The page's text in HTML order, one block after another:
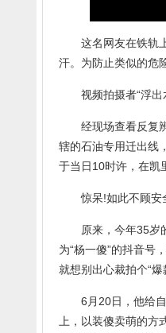
这名网友在铁轨上
汗。为防止类似的危
视频拍摄者“浮出
经现场查看反复辨
辖的石油专用迁出线
于当日10时许，在凯
惊呆!如此不顾安
原来，今年35岁的
为“杨一傻”的抖音号
就想别出心裁拍个“爆
6月20日，他给自
上，以装傻卖萌的